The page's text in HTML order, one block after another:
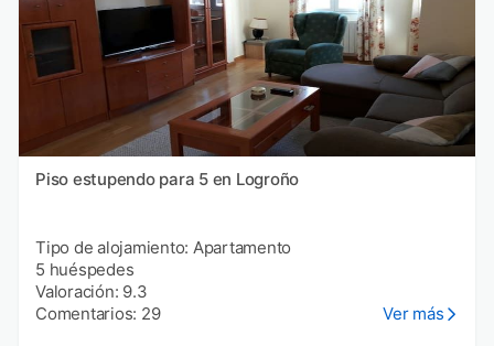
Piso estupendo para 5 en Logroño
Tipo de alojamiento: Apartamento
5 huéspedes
Valoración: 9.3
Comentarios: 29
Ver más